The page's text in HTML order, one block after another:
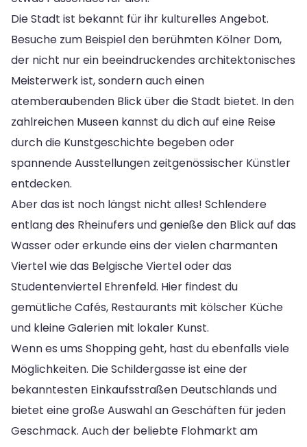
Die Stadt ist bekannt für ihr kulturelles Angebot.
Besuche zum Beispiel den berühmten Kölner Dom,
der nicht nur ein beeindruckendes architektonisches
Meisterwerk ist, sondern auch einen
atemberaubenden Blick über die Stadt bietet. In den
zahlreichen Museen kannst du dich auf eine Reise
durch die Kunstgeschichte begeben oder
spannende Ausstellungen zeitgenössischer Künstler
entdecken.
Aber das ist noch längst nicht alles! Schlendere
entlang des Rheinufers und genieße den Blick auf das
Wasser oder erkunde eins der vielen charmanten
Viertel wie das Belgische Viertel oder das
Studentenviertel Ehrenfeld. Hier findest du
gemütliche Cafés, Restaurants mit kölscher Küche
und kleine Galerien mit lokaler Kunst.
Wenn es ums Shopping geht, hast du ebenfalls viele
Möglichkeiten. Die Schildergasse ist eine der
bekanntesten Einkaufsstraßen Deutschlands und
bietet eine große Auswahl an Geschäften für jeden
Geschmack. Auch der beliebte Flohmarkt am